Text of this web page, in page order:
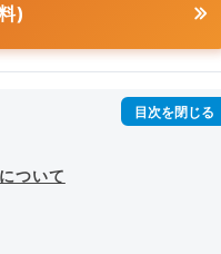
)
ついて